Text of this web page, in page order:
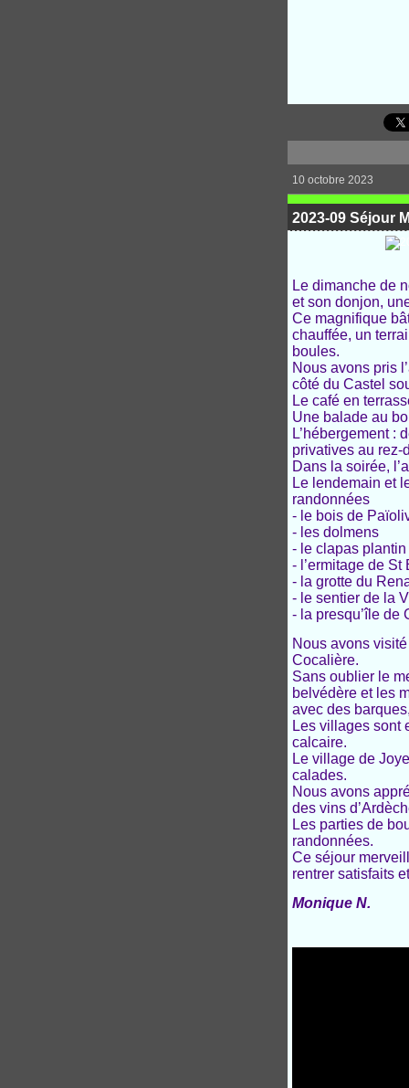
10 octobre 2023
2023-09 Séjour
Le dimanche de
et son donjon,
Ce magnifique
chauffée, un
boules.
Nous avons pris
côté du Castel
Le café en
Une balade au
L’hébergement :
privatives au rez-
Dans la soirée,
Le lendemain et
randonnées
- le bois de
- les dolmens
- le clapas plantin
- l’ermitage de St
- la grotte du
- le sentier de la
- la presqu’île de
Nous avons
Cocalière.
Sans oublier le
belvédère et les
avec des
Les villages sont
calcaire.
Le village de
calades.
Nous avons
des vins
Les parties de
randonnées.
Ce séjour
rentrer satisfaits
Monique N.